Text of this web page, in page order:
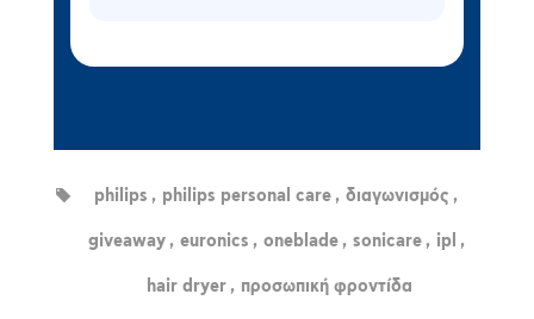
philips , philips personal care , διαγωνισμός ,
giveaway , euronics , oneblade , sonicare , ipl ,
hair dryer , προσωπική φροντίδα